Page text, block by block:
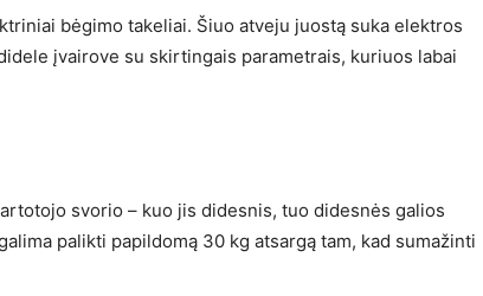
bėgimo takeliai. Šiuo atveju juostą suka elektros
įvairove su skirtingais parametrais, kuriuos labai
svorio – kuo jis didesnis, tuo didesnės galios
palikti papildomą 30 kg atsargą tam, kad sumažinti